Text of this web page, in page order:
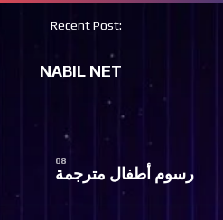
Recent Post:
NABIL NET
رسوم أطفال مترجمة